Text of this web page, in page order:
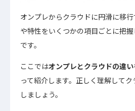
オンプレからクラウドに円滑に移
や特性をいくつかの項目ごとに把
です。
ここではオンプレとクラウドの違い
って紹介します。正しく理解して
しましょう。